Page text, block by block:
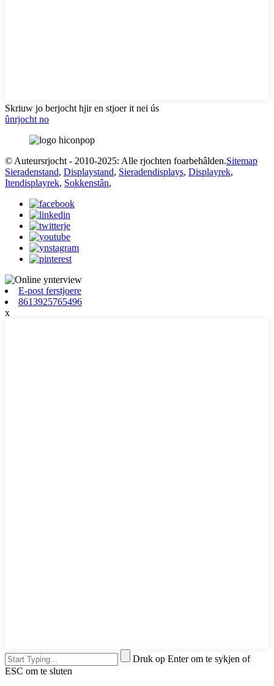
Skriuw jo berjocht hjir en stjoer it nei ús
ûnrjocht no
© Auteursrjocht - 2010-2025: Alle rjochten foarbehâlden.Sitemap
Sieradenstand, Displaystand, Sieradendisplays, Displayrek,
Itendisplayrek, Sokkenstân,
E-post ferstjoere
8613925765496
x
Druk op Enter om te sykjen of
ESC om te sluten